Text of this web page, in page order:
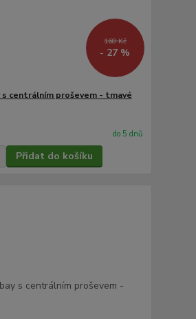
168 Kč
- 27 %
s centrálním proševem - tmavé
do 5 dnů
Přidat do košíku